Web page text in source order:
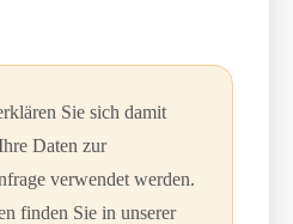
Sie sich damit
Daten zur
verwendet werden.
finden Sie in unserer